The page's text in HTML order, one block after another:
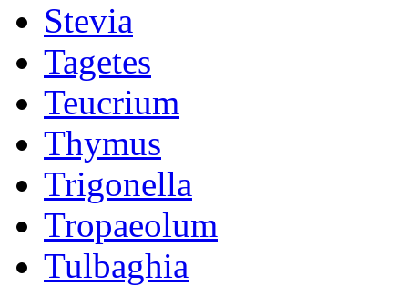
Stevia
Tagetes
Teucrium
Thymus
Trigonella
Tropaeolum
Tulbaghia